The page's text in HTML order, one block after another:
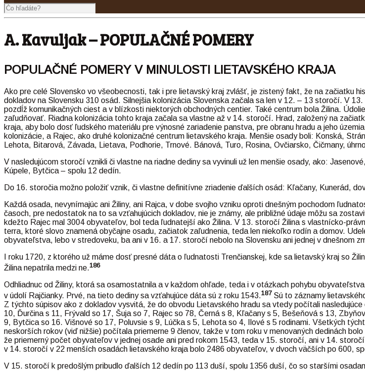
A. Kavuljak – POPULAČNÉ POMERY
POPULAČNÉ POMERY V MINULOSTI LIETAVSKÉHO KRAJA
Ako pre celé Slovensko vo všeobecnosti, tak i pre lietavský kraj zvlášť, je zistený fakt, že na začiatku
dokladov na Slovensku 310 osád. Silnejšia kolonizácia Slovenska začala sa len v 12. – 13 storočí. V
pozdĺž komunikačných ciest a v blízkosti niektorých obchodných centier. Také centrum bola Žilina.
zaľudňovať. Riadna kolonizácia tohto kraja začala sa vlastne až v 14. storočí. Hrad, založený na
kraja, aby bolo dosť ľudského materiálu pre výnosné zariadenie panstva, pre obranu hradu a jeho
kolonizácie, a Rajec, ako druhé kolonizačné centrum lietavského kraja. Menšie osady boli: Konská,
Lehota, Bitarová, Závada, Lietava, Podhorie, Trnové. Bánová, Turo, Rosina, Ovčiarsko, Čičmany,
V nasledujúcom storočí vznikli či vlastne na riadne dediny sa vyvinuli už len menšie osady, ako:
Kúpele, Bytčica – spolu 12 dedín.
Do 16. storočia možno položiť vznik, či vlastne definitívne zriadenie ďalších osád: Kľačany, Kunerád,
Každá osada, nevynímajúc ani Žiliny, ani Rajca, v dobe svojho vzniku oproti dnešným pochodom
časoch, pre nedostatok na to sa vzťahujúcich dokladov, nie je známy, ale približné údaje môžu sa
kdežto Rajec mal 3004 obyvateľov, bol teda ľudnatejší ako Žilina. V 13. storočí Žilina s vlastnícko-
terra, ktoré slovo znamená obyčajne osadu, začiatok zaľudnenia, teda len niekoľko rodín a domov.
obyvateľstva, lebo v stredoveku, ba ani v 16. a 17. storočí nebolo na Slovensku ani jednej v dnešnom
I roku 1720, z ktorého už máme dosť presné dáta o ľudnatosti Trenčianskej, kde sa lietavský kraj so
Žilina nepatrila medzi ne.186
Odhliadnuc od Žiliny, ktorá sa osamostatnila a v každom ohľade, teda i v otázkach pohybu
v údolí Rajčianky. Prvé, na tieto dediny sa vzťahujúce dáta sú z roku 1543.187 Sú to záznamy
Z týchto súpisov ako z dokladov vysvitá, že do obvodu Lietavského hradu sa vtedy počítali
10, Ďurčina s 11, Frývald so 17, Šuja so 7, Rajec so 78, Černá s 8, Kľačany s 5, Bešeňová s 13,
9, Bytčica so 16. Višnové so 17, Poluvsie s 9, Lúčka s 5, Lehota so 4, Ilové s 5 rodinami. Všetkých
neskorších rokov (viď nižšie) počítala priemerne 9 členov, takže v tom roku v menovaných dedinách
že priemerný počet obyvateľov v jednej osade ani pred rokom 1543, teda v 15. storočí, ani v 14.
v 14. storočí v 22 menších osadách lietavského kraja bolo 2486 obyvateľov, v dvoch väčších po 600,
V 15. storočí k predošlým pribudlo ďalších 12 dedín po 113 duší, spolu 1356 duší, čo so staršími